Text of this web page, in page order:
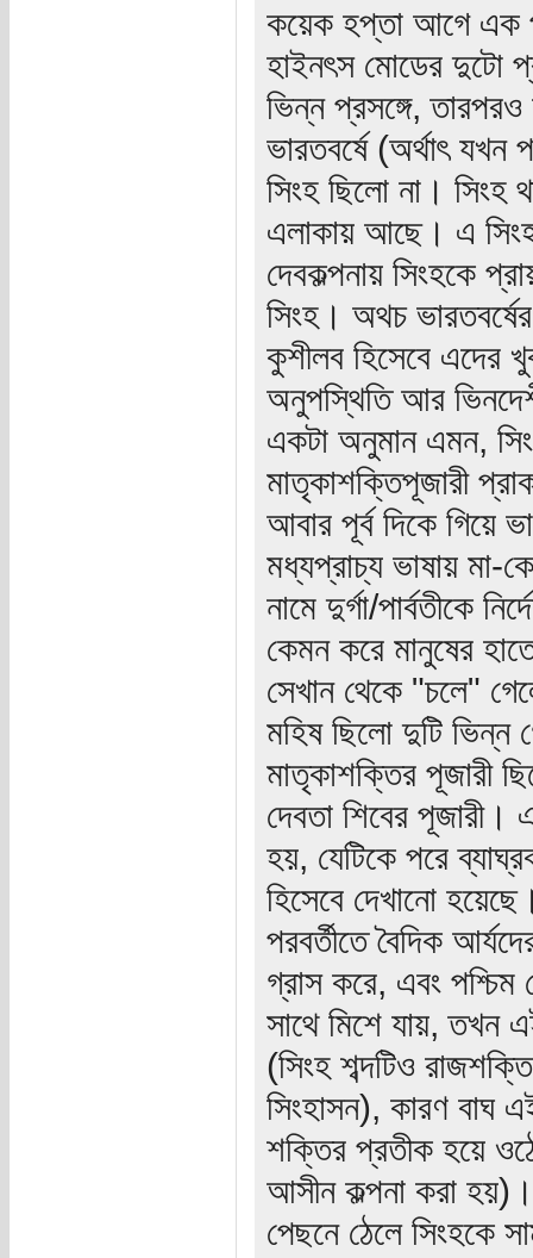
কয়েক হপ্তা আগে ‌এক
হাইনৎস মোডের দুটো
ভিন্ন প্রসঙ্গে,
ভারতবর্ষে (অর্থাৎ যখন
সিংহ ছিলো না।
এলাকায় আছে। এ
দেবকল্পনায় সিংহকে
সিংহ। অথচ
কুশীলব হিসেবে এদের
অনুপস্থিতি আর
একটা অনুমান এমন,
মাতৃকাশক্তিপূজারী
আবার পূর্ব দিকে গিয়ে
মধ্যপ্রাচ্য ভাষায় মা-
নামে দুর্গা/পার্বতীকে
কেমন করে মানুষের
সেখান থেকে "চলে"
মহিষ ছিলো দুটি ভিন্ন
মাতৃকাশক্তির পূজারী
দেবতা শিবের পূজারী।
হয়, যেটিকে পরে
হিসেবে দেখানো
পরবর্তীতে বৈদিক
গ্রাস করে, এবং পশ্চিম
সাথে মিশে যায়, তখন
(সিংহ শব্দটিও
সিংহাসন), কারণ বাঘ
শক্তির প্রতীক হয়ে
আসীন কল্পনা করা হয়)।
পেছনে ঠেলে সিংহকে